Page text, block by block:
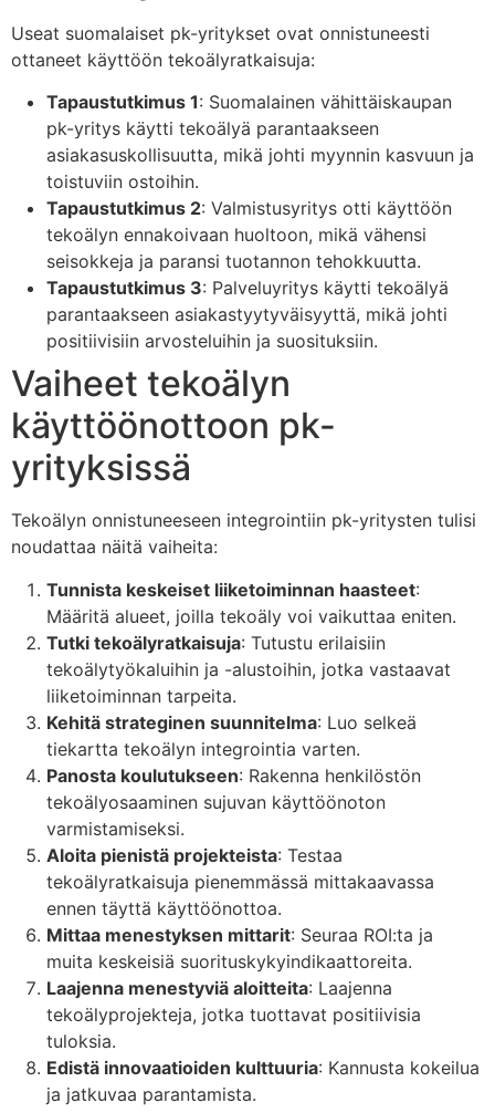
Useat suomalaiset pk-yritykset ovat onnistuneesti
ottaneet käyttöön tekoälyratkaisuja:
Tapaustutkimus 1: Suomalainen vähittäiskaupan
pk-yritys käytti tekoälyä parantaakseen
asiakasuskollisuutta, mikä johti myynnin kasvuun ja
toistuviin ostoihin.
Tapaustutkimus 2: Valmistusyritys otti käyttöön
tekoälyn ennakoivaan huoltoon, mikä vähensi
seisokkeja ja paransi tuotannon tehokkuutta.
Tapaustutkimus 3: Palveluyritys käytti tekoälyä
parantaakseen asiakastyytyväisyyttä, mikä johti
positiivisiin arvosteluihin ja suosituksiin.
Vaiheet tekoälyn
käyttöönottoon pk-
yrityksissä
Tekoälyn onnistuneeseen integrointiin pk-yritysten tulisi
noudattaa näitä vaiheita:
Tunnista keskeiset liiketoiminnan haasteet:
Määritä alueet, joilla tekoäly voi vaikuttaa eniten.
Tutki tekoälyratkaisuja: Tutustu erilaisiin
tekoälytyökaluihin ja -alustoihin, jotka vastaavat
liiketoiminnan tarpeita.
Kehitä strateginen suunnitelma: Luo selkeä
tiekartta tekoälyn integrointia varten.
Panosta koulutukseen: Rakenna henkilöstön
tekoälyosaaminen sujuvan käyttöönoton
varmistamiseksi.
Aloita pienistä projekteista: Testaa
tekoälyratkaisuja pienemmässä mittakaavassa
ennen täyttä käyttöönottoa.
Mittaa menestyksen mittarit: Seuraa ROI:ta ja
muita keskeisiä suorituskykyindikaattoreita.
Laajenna menestyviä aloitteita: Laajenna
tekoälyprojekteja, jotka tuottavat positiivisia
tuloksia.
Edistä innovaatioiden kulttuuria: Kannusta kokeilua
ja jatkuvaa parantamista.